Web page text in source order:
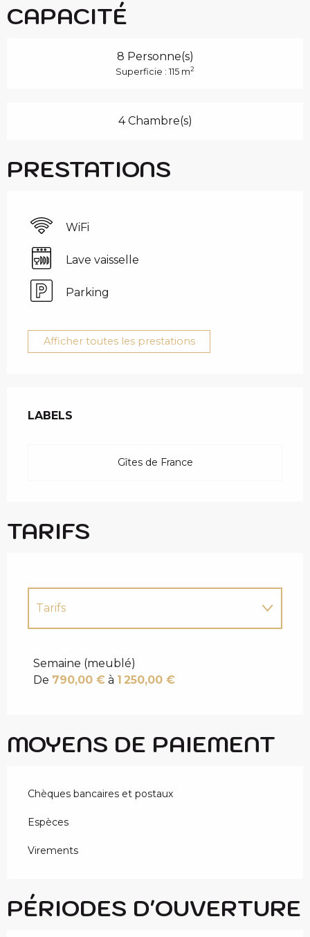
CAPACITÉ
8 Personne(s)
Superficie : 115 m2
4 Chambre(s)
PRESTATIONS
WiFi
Lave vaisselle
Parking
Afficher toutes les prestations
LABELS
LABELS
Gîtes de France
TARIFS
Tarifs
Semaine (meublé)
De 790,00 € à 1 250,00 €
MOYENS DE PAIEMENT
Chèques bancaires et postaux
Espèces
Virements
PÉRIODES D'OUVERTURE